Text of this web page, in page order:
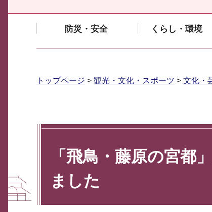
防災・安全 くらし・環境
トップページ > 観光・文化・スポーツ > 文化・
「飛鳥・藤原の宮都
ました